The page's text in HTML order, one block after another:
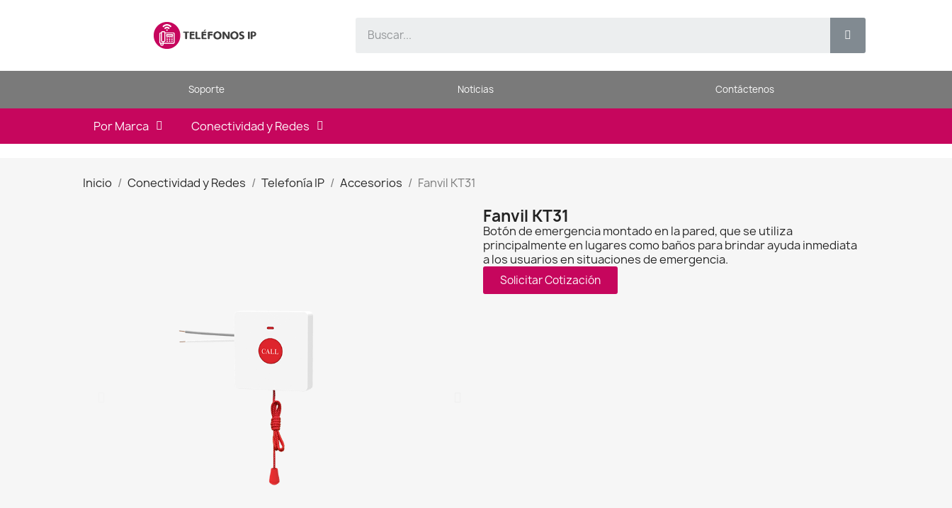
Soporte Noticias Contáctenos
Por Marca Conectividad y Redes
Inicio Conectividad y Redes Telefonía IP Accesorios Fanvil KT31
Fanvil KT31
Botón de emergencia montado en la pared, que se utiliza
principalmente en lugares como baños para brindar ayuda inmediata
a los usuarios en situaciones de emergencia.
Solicitar Cotización